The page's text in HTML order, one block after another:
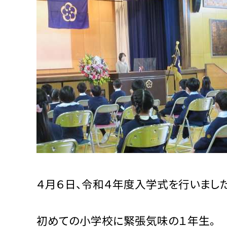
４月６日、令和４年度入学式を行いまし
初めての小学校に緊張気味の１年生。